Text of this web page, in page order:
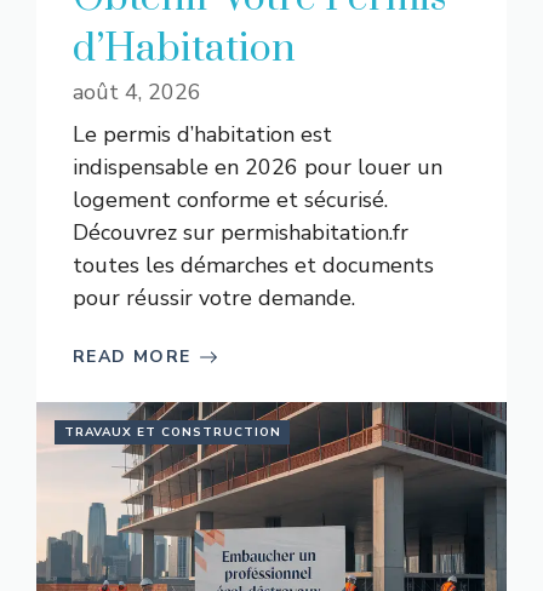
d’Habitation
août 4, 2026
Le permis d’habitation est
indispensable en 2026 pour louer un
logement conforme et sécurisé.
Découvrez sur permishabitation.fr
toutes les démarches et documents
pour réussir votre demande.
READ MORE
TRAVAUX ET CONSTRUCTION